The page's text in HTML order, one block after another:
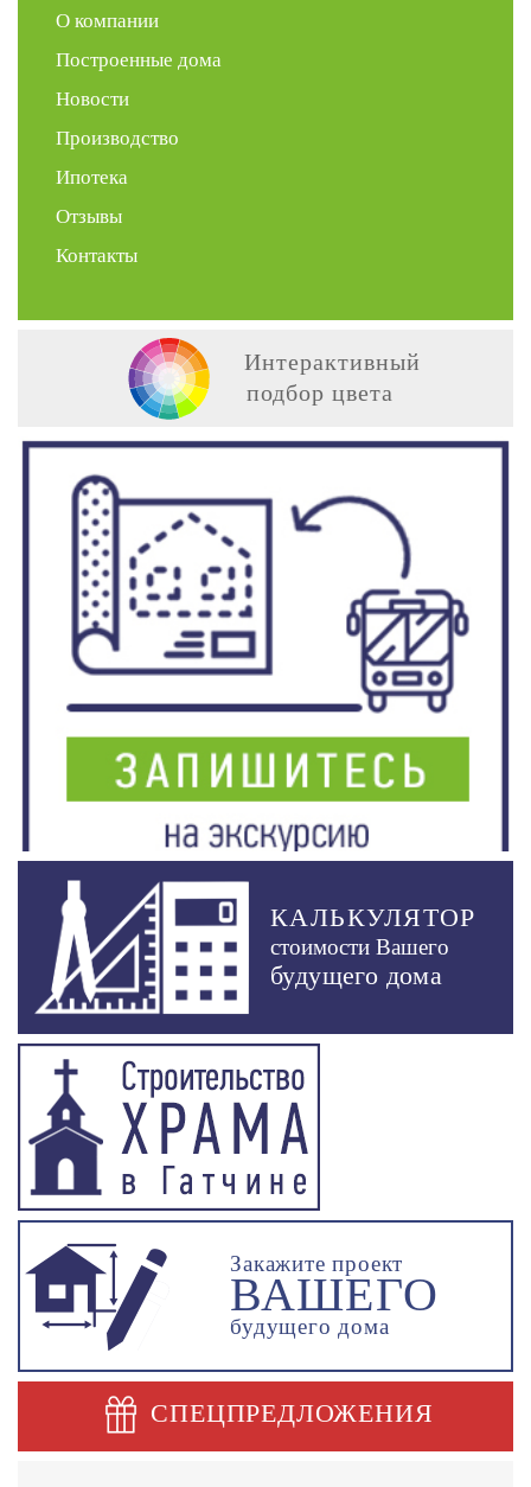
О компании
Построенные дома
Новости
Производство
Ипотека
Отзывы
Контакты
Интерактивный
подбор цвета
КАЛЬКУЛЯТОР
стоимости Вашего
будущего дома
Закажите проект
ВАШЕГО
будущего дома
СПЕЦПРЕДЛОЖЕНИЯ